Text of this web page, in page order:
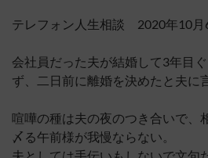
テレフォン人生相談 2020年10
会社員だった夫が結婚して3年目
ず、二日前に離婚を決めたと夫に
喧嘩の種は夫の夜のつき合いで、
〆る午前様が我慢ならない。